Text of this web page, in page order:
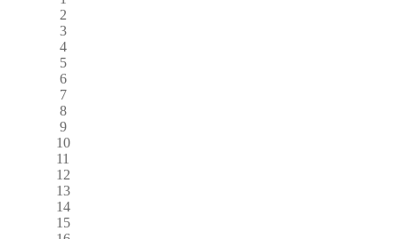
2
3
4
5
6
7
8
9
10
11
12
13
14
15